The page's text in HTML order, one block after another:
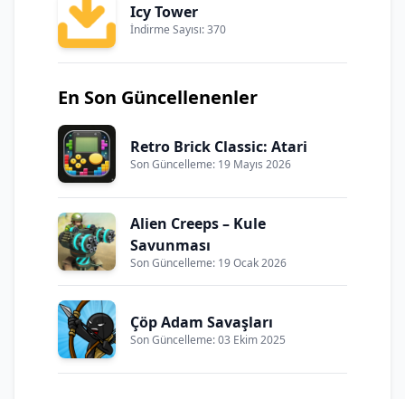
Icy Tower
İndirme Sayısı: 370
En Son Güncellenenler
Retro Brick Classic: Atari
Son Güncelleme: 19 Mayıs 2026
Alien Creeps – Kule
Savunması
Son Güncelleme: 19 Ocak 2026
Çöp Adam Savaşları
Son Güncelleme: 03 Ekim 2025